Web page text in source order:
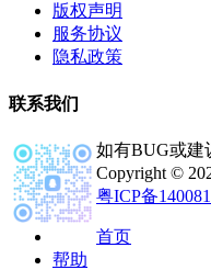
版权声明
服务协议
隐私政策
联系我们
如有BUG或建
Copyright ©
粤ICP备
首页
帮助